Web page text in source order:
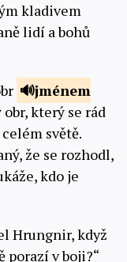
kladivem
lidí a bohů
jménem
který se rád
světě.
že se rozhodl,
kdo je
Hrungnir, když
porazí v boji?“